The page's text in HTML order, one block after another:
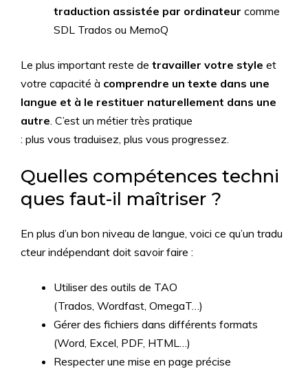
traduction assistée par ordinateur comme
SDL Trados ou MemoQ
Le plus important reste de travailler votre style et
votre capacité à comprendre un texte dans une
langue et à le restituer naturellement dans une
autre . C’est un métier très pratique
: plus vous traduisez, plus vous progressez.
Quelles compétences techni
ques faut-il maîtriser ?
En plus d’un bon niveau de langue, voici ce qu’un tradu
cteur indépendant doit savoir faire :
Utiliser des outils de TAO
(Trados, Wordfast, OmegaT…)
Gérer des fichiers dans différents formats
(Word, Excel, PDF, HTML…)
Respecter une mise en page précise